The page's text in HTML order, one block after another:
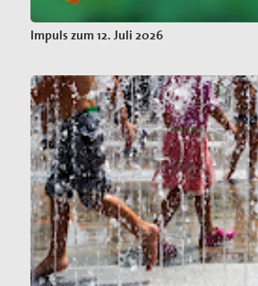
Impuls zum 12. Juli 2026